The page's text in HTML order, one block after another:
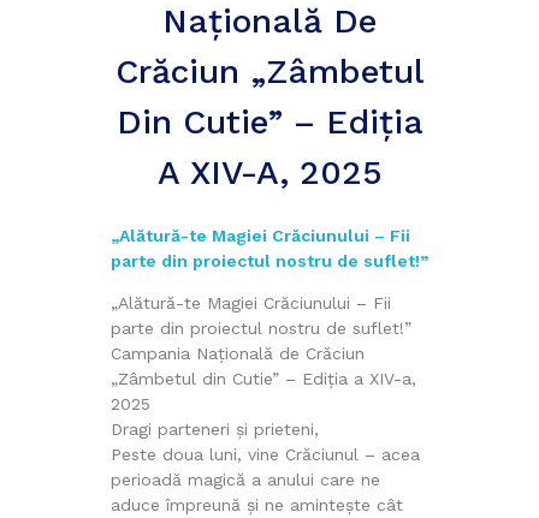
Națională De
Crăciun „Zâmbetul
Din Cutie” – Ediția
A XIV-A, 2025
„Alătură-te Magiei Crăciunului – Fii
parte din proiectul nostru de suflet!”
„Alătură-te Magiei Crăciunului – Fii
parte din proiectul nostru de suflet!”
Campania Națională de Crăciun
„Zâmbetul din Cutie” – Ediția a XIV-a,
2025
Dragi parteneri și prieteni,
Peste doua luni, vine Crăciunul – acea
perioadă magică a anului care ne
aduce împreună și ne amintește cât